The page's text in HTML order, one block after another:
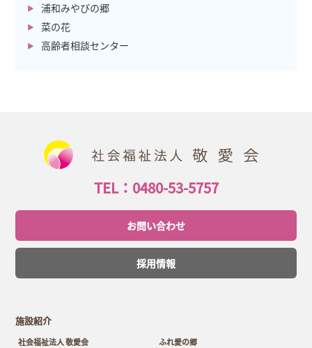
浦和みやびの郷
菜の花
高齢者相談センター
TEL：0480-53-5757
お問い合わせ
採用情報
施設紹介
社会福祉法人 敬愛会
ふれ愛の郷